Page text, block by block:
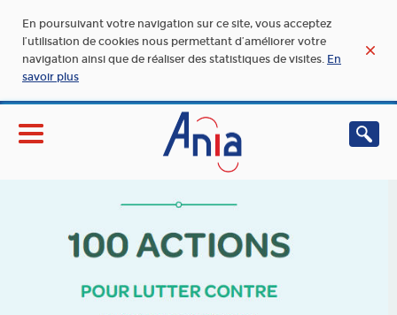
En poursuivant votre navigation sur ce site, vous acceptez
l’utilisation de cookies nous permettant d’améliorer votre
navigation ainsi que de réaliser des statistiques de visites. En
savoir plus